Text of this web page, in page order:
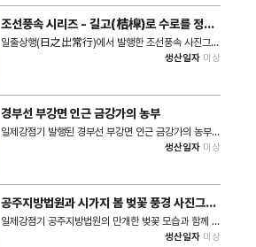
털 아카이브 구축 방법 41 1) 사진그림엽서 수집 41 2)
사진그림엽서 분류 체계 42 3) 사진그림엽서 기술(記
述)체계 수립 47 2. 근대 한반도 사진그림엽서 디지털
아카이브 활용 방안 54 1) 근대 한반도 사진그림엽서
검색 서비스 제공 55 2) 원사료 정보 접근성 강화 57
서 찬을 준비하는 아낙의 모습도 살펴볼 수 있다.
조선풍속 시리즈 - 길고(桔槹)로 수로를 정비
하는 농민의 모습
일출상행(日之出常行)에서 발행한 조선풍속 사진그림
엽서 세트 중 길고(桔槹)라는 농기구로 농토 수로를 정
생산일자 미상
경부선 부강면 인근 금강가의 농부
일제강점기 발행된 경부선 부강면 인근 금강가의 농부
모습이다. 농부가 어미소와 송아지를 이끌고 강가로 나
생산일자 미상
공주지방법원과 시가지 봄 벚꽃 풍경 사진그림
엽서
일제강점기 공주지방법원의 만개한 벚꽃 모습과 함께 시
가지 일원의 봄 풍경을 담은 사진그림엽서이다. 공주지
생산일자 미상